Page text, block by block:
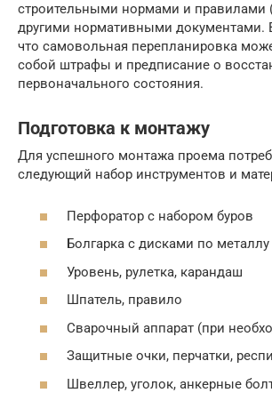
строительными нормами и правилами
другими нормативными документами.
что самовольная перепланировка
собой штрафы и предписание о
первоначального состояния.
Подготовка к монтажу
Для успешного монтажа проема
следующий набор инструментов и
Перфоратор с набором буров
Болгарка с дисками по
Уровень, рулетка, карандаш
Шпатель, правило
Сварочный аппарат (при
Защитные очки, перчатки,
Швеллер, уголок, анкерные